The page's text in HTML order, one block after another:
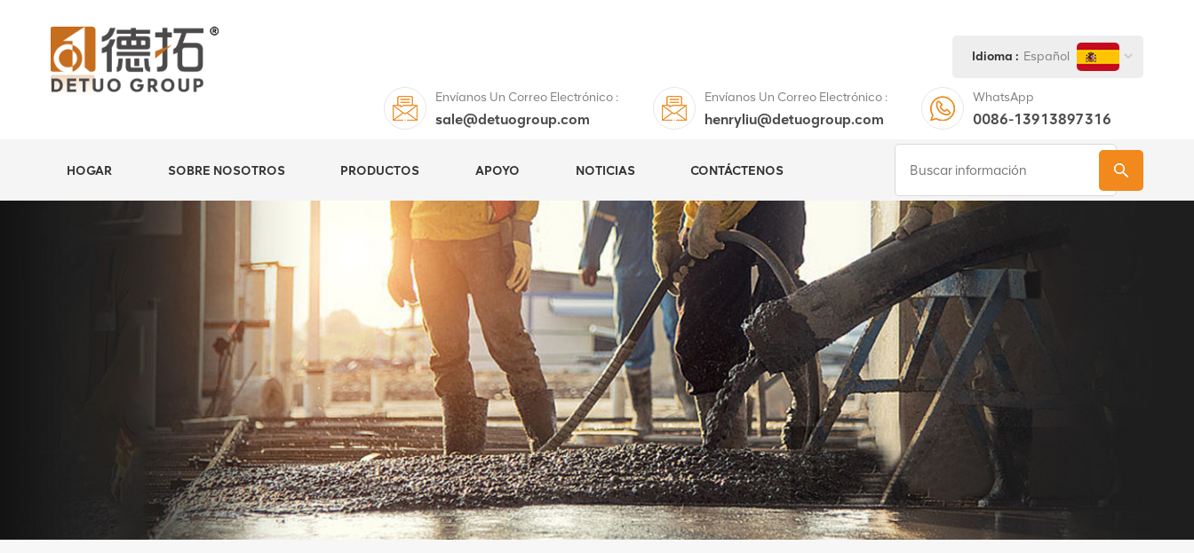
Idioma : Español
Envíanos Un Correo Electrónico :
sale@detuogroup.com
Envíanos Un Correo Electrónico :
henryliu@detuogroup.com
WhatsApp
0086-13913897316
HOGAR SOBRE NOSOTROS PRODUCTOS APOYO NOTICIAS CONTÁCTENOS